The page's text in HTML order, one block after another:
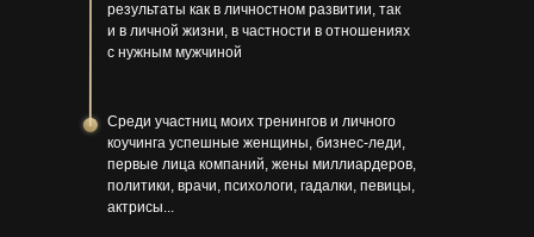
результаты как в личностном развитии, так
и в личной жизни, в частности в отношениях
с нужным мужчиной
Среди участниц моих тренингов и личного
коучинга успешные женщины, бизнес-леди,
первые лица компаний, жены миллиардеров,
политики, врачи, психологи, гадалки, певицы,
актрисы...